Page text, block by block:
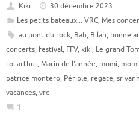
Kiki
30 décembre 2023
Les petits bateaux... VRC, Mes
au pont du rock, Bah, Bilan, bonne
concerts, festival, FFV, kiki, Le grand
roi arthur, Marin de l'année, momi,
patrice montero, Périple, regate, sr
vacances, vrc
1